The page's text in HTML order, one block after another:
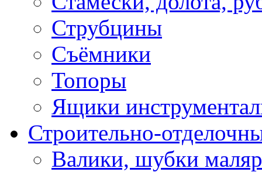
Струбцины
Съёмники
Топоры
Ящики
Строительно-
Валики, шубки